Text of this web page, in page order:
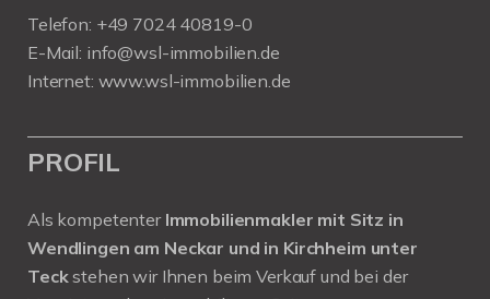
Telefon: +49 7024 40819-0
E-Mail: info@wsl-immobilien.de
Internet: www.wsl-immobilien.de
PROFIL
Als kompetenter Immobilienmakler mit Sitz in
Wendlingen am Neckar und in Kirchheim unter
Teckstehen wir Ihnen beim Verkauf und bei der